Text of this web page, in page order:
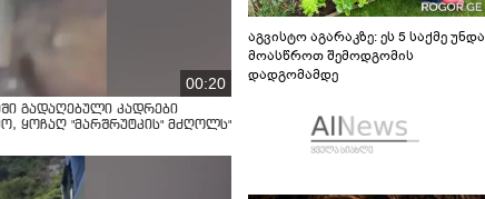
00:20
გადაღებული კადრები
ყოჩაღ "მარშრუტკის" მძღოლს"
აგვისტო აგარაკზე: ეს 5 საქმე უნდა
მოასწროთ შემოდგომის
დადგომამდე